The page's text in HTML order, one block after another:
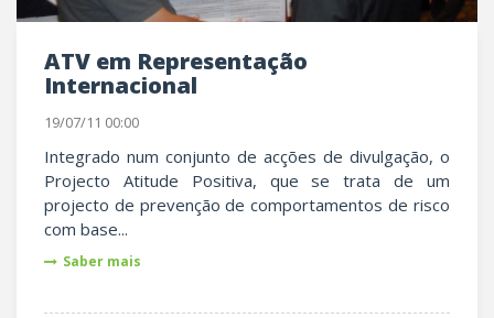
ATV em Representação
Internacional
19/07/11 00:00
Integrado num conjunto de acções de divulgação, o
Projecto Atitude Positiva, que se trata de um
projecto de prevenção de comportamentos de risco
com base...
Saber mais